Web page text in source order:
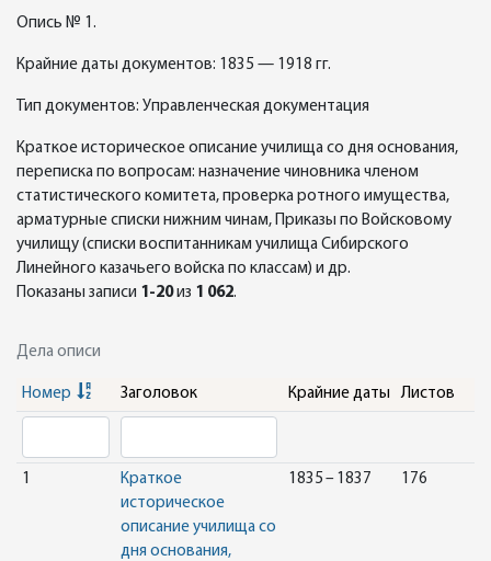
Опись № 1.
Крайние даты документов: 1835 — 1918 гг.
Тип документов: Управленческая документация
Краткое историческое описание училища со дня основания,
переписка по вопросам: назначение чиновника членом
статистического комитета, проверка ротного имущества,
арматурные списки нижним чинам, Приказы по Войсковому
училищу (списки воспитанникам училища Сибирского
Линейного казачьего войска по классам) и др.
Показаны записи 1-20из 1 062.
Дела описи
Номер Заголовок Крайние даты Листов
1
Краткое
историческое
описание училища со
дня основания,
1835 – 1837 176